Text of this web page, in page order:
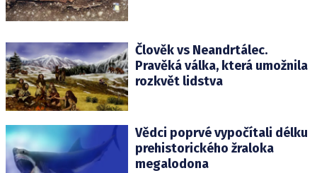
Člověk vs Neandrtálec.
Pravěká válka, která umožnila
rozkvět lidstva
Vědci poprvé vypočítali délku
prehistorického žraloka
megalodona